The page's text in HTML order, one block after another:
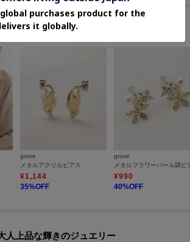
ルアイテムからのおすすめ
grove
メタルアクリルピアス
¥1,144
35%OFF
grove
メタルフラワーパール調ピ
¥990
40%OFF
人上品な輝きのジュエリー